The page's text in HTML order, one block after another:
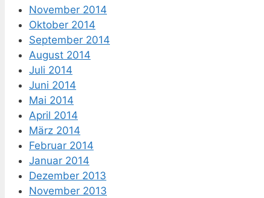
November 2014
Oktober 2014
September 2014
August 2014
Juli 2014
Juni 2014
Mai 2014
April 2014
März 2014
Februar 2014
Januar 2014
Dezember 2013
November 2013